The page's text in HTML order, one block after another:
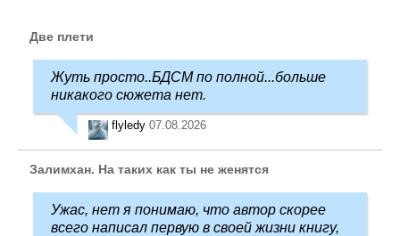
Две плети
Жуть просто..БДСМ по полной...больше
никакого сюжета нет.
flyledy 07.08.2026
Залимхан. На таких как ты не женятся
Ужас, нет я понимаю, что автор скорее
всего написал первую в своей жизни книгу,